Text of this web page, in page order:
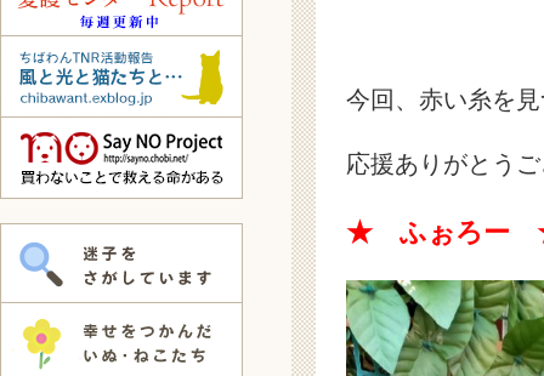
今回、赤い糸を
応援ありがとう
★ ふぉろー